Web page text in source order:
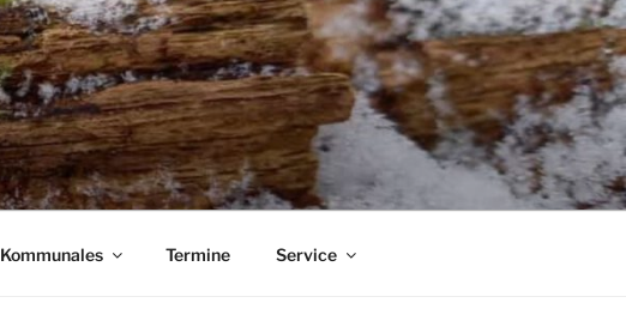
Kommunales Termine Service